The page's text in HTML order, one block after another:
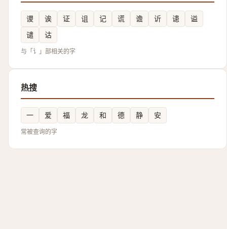
谡 诶 证 诅 记 谎 谵 䜣 䜨
谥
谴
诂
与「讠」部相关的字
热搜
一 爱 福 龙 和 德 静 安
常被查询的字